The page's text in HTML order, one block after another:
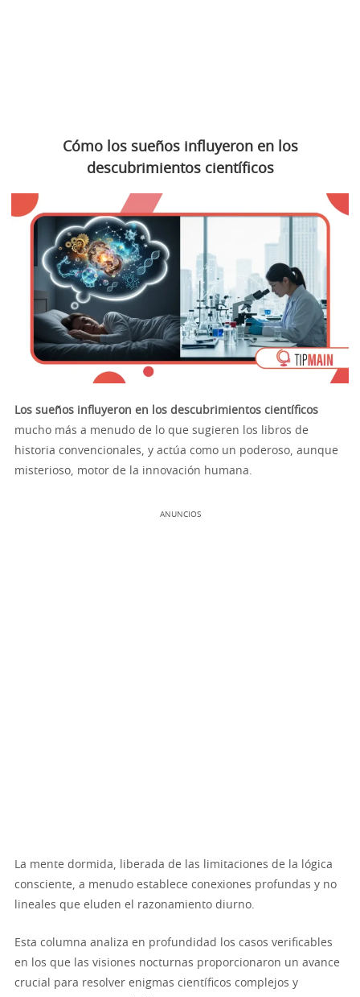
Cómo los sueños influyeron en los
descubrimientos científicos
Los sueños influyeron en los descubrimientos científicos
mucho más a menudo de lo que sugieren los libros de
historia convencionales, y actúa como un poderoso, aunque
misterioso, motor de la innovación humana.
ANUNCIOS
La mente dormida, liberada de las limitaciones de la lógica
consciente, a menudo establece conexiones profundas y no
lineales que eluden el razonamiento diurno.
Esta columna analiza en profundidad los casos verificables
en los que las visiones nocturnas proporcionaron un avance
crucial para resolver enigmas científicos complejos y